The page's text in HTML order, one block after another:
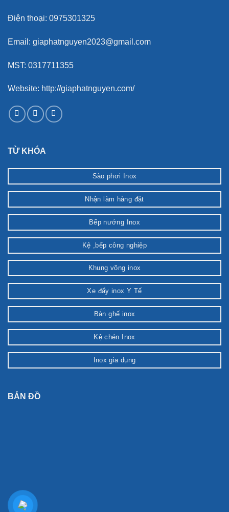
Điện thoại: 0975301325
Email: giaphatnguyen2023@gmail.com
MST: 0317711355
Website: http://giaphatnguyen.com/
TỪ KHÓA
Sào phơi Inox
Nhận làm hàng đặt
Bếp nướng Inox
Kệ ,bếp công nghiệp
Khung võng inox
Xe đẩy inox Y Tế
Bàn ghế inox
Kệ chén Inox
Inox gia dụng
BẢN ĐỒ